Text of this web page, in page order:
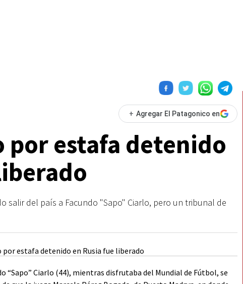
+ Agregar El Patagonico en
por estafa detenido
salir del país a Facundo "Sapo" Ciarlo, pero un tribunal de
“Sapo” Ciarlo (44), mientras disfrutaba del Mundial de Fútbol, se